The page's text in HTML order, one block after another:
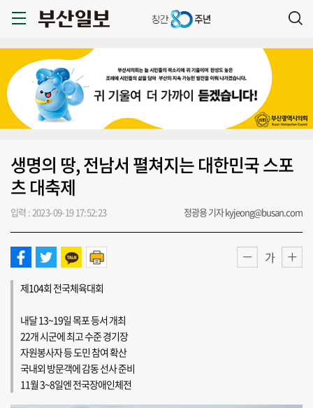
생명의 땅, 전남서 펼쳐지는 대한민국 스포
츠 대축제
입력 : 2023-09-19 17:52:23 정광용 기자 kyjeong@busan.com
가
제104회 전국체육대회
내달 13~19일 목포 등서 개최
22개 시군에 최고 수준 경기장
자원봉사자 등 도민 참여 확산
국내외 방문객에 감동 선사 준비
11월 3~8일엔 전국장애인체전